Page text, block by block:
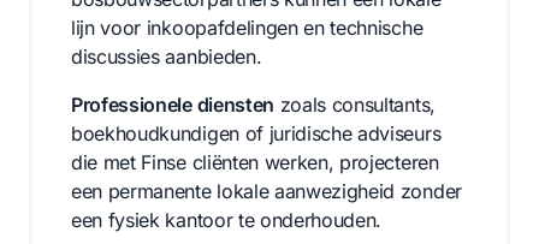
lijn voor inkoopafdelingen en technische
discussies aanbieden.
Professionele diensten zoals consultants,
boekhoudkundigen of juridische adviseurs
die met Finse cliënten werken, projecteren
een permanente lokale aanwezigheid zonder
een fysiek kantoor te onderhouden.